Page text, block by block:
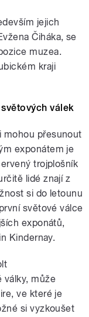
jejich
Čiháka, se
muzea.
kraji
válek
mohou přesunout
exponátem je
trojplošník
lidé znají z
si do letounu
světové válce
exponátů,
Kindernay.
války, může
ve které je
si vyzkoušet